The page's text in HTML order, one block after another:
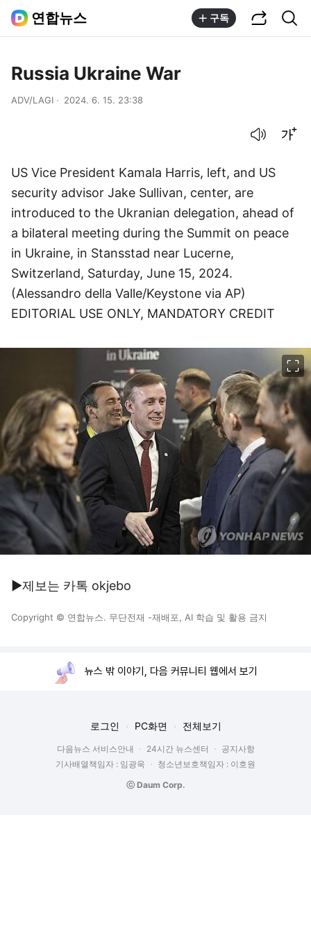
연합뉴스 구독
Russia Ukraine War
ADV/LAGI 2024. 6. 15. 23:38
US Vice President Kamala Harris, left, and US
security advisor Jake Sullivan, center, are
introduced to the Ukranian delegation, ahead of
a bilateral meeting during the Summit on peace
in Ukraine, in Stansstad near Lucerne,
Switzerland, Saturday, June 15, 2024.
(Alessandro della Valle/Keystone via AP)
EDITORIAL USE ONLY, MANDATORY CREDIT
▶제보는 카톡 okjebo
Copyright © 연합뉴스. 무단전재 -재배포, AI 학습 및 활용 금지
뉴스 밖 이야기, 다음 커뮤니티 웹에서 보기
로그인 PC화면 전체보기
다음뉴스 서비스안내 24시간 뉴스센터
공지사항
기사배열책임자 : 임광욱
청소년보호책임자 : 이호원
ⓒ Daum Corp.